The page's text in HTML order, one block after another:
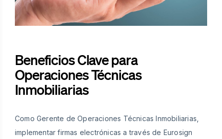
Beneficios Clave para
Operaciones Técnicas
Inmobiliarias
Como Gerente de Operaciones Técnicas Inmobiliarias,
implementar firmas electrónicas a través de Eurosign